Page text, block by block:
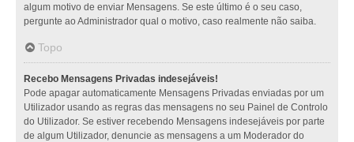
algum motivo de enviar Mensagens. Se este último é o seu caso,
pergunte ao Administrador qual o motivo, caso realmente não saiba.
Topo
Recebo Mensagens Privadas indesejáveis!
Pode apagar automaticamente Mensagens Privadas enviadas por um
Utilizador usando as regras das mensagens no seu Painel de Controlo
do Utilizador. Se estiver recebendo Mensagens indesejáveis por parte
de algum Utilizador, denuncie as mensagens a um Moderador do